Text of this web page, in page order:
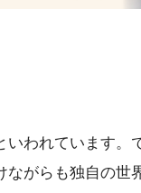
われています。
がらも独自の世